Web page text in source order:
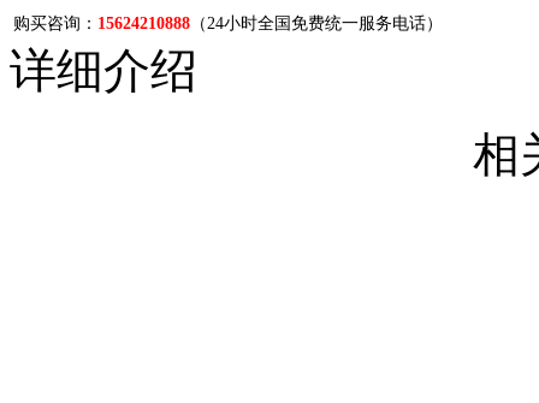
购买咨询： 15624210888 （24小时全国免费统一服务电话）
详细介绍
相